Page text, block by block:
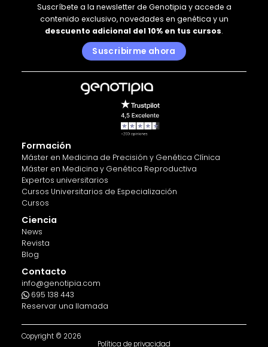
Suscríbete a la newsletter de Genotipia y accede a
contenido exclusivo, novedades en genética y un
descuento adicional del 10% en tus cursos.
Suscribirme ahora
Formación
Máster en Medicina de Precisión y Genética Clínica
Máster en Medicina y Genética Reproductiva
Expertos universitarios
Cursos Universitarios de Especialización
Cursos
Ciencia
News
Revista
Blog
Contacto
info@genotipia.com
695 138 443
Reservar una llamada
Copyright © 2026
Política de privacidad